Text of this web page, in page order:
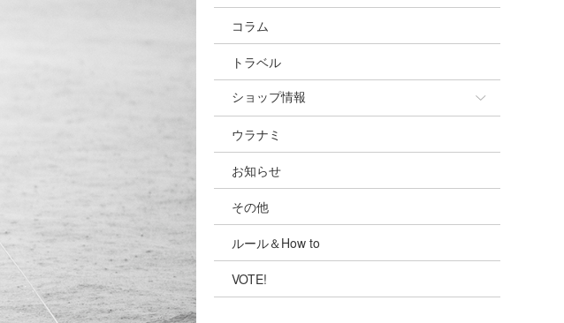
コラム
トラベル
ショップ情報
ショップ情報
湘南
千葉北
伊豆
千葉南
ウラナミ
お知らせ
その他
ルール＆How to
VOTE!